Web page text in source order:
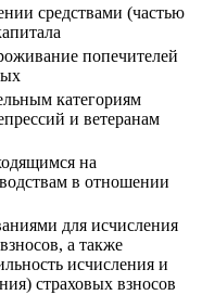
средствами (частью
попечителей
категориям
и ветеранам
на
в отношении
для исчисления
а также
исчисления и
страховых взносов